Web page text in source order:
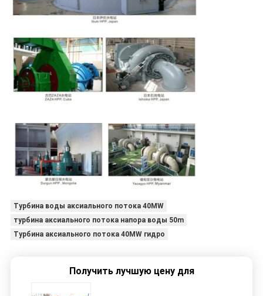
Турбина воды аксиального потока 40MW
турбина аксиального потока напора воды 50m
Турбина аксиального потока 40MW гидро
Получить лучшую цену для